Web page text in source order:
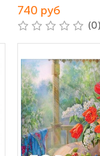
740 руб